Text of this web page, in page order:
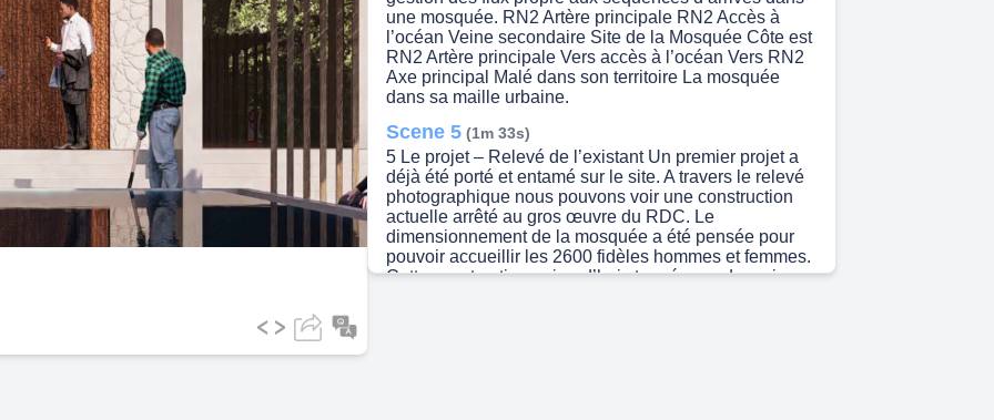
une mosquée. RN2 Artère principale RN2 Accès à
l’océan Veine secondaire Site de la Mosquée Côte est
RN2 Artère principale Vers accès à l’océan Vers RN2
Axe principal Malé dans son territoire La mosquée
dans sa maille urbaine.
Scene 5 (1m 33s)
5 Le projet – Relevé de l’existant Un premier projet a
déjà été porté et entamé sur le site. A travers le relevé
photographique nous pouvons voir une construction
actuelle arrêté au gros œuvre du RDC. Le
dimensionnement de la mosquée a été pensée pour
pouvoir accueillir les 2600 fidèles hommes et femmes.
Cette construction aujourd’hui stoppé pour des raisons